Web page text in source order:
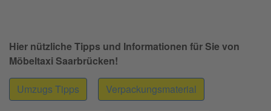
Hier nützliche Tipps und Informationen für Sie von
Möbeltaxi Saarbrücken!
Umzugs Tipps Verpackungsmaterial